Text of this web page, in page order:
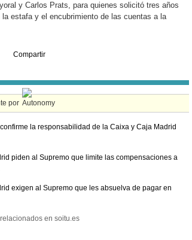
y Carlos Prats, para quienes solicitó tres años
estafa y el encubrimiento de las cuentas a la
Compartir
por
la responsabilidad de la Caixa y Caja Madrid
piden al Supremo que limite las compensaciones a
exigen al Supremo que les absuelva de pagar en
en soitu.es